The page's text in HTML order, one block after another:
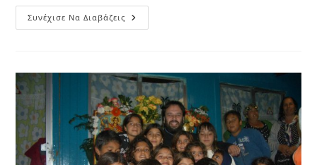
Συνέχισε Να Διαβάζεις Ποιοι
Είμαστε